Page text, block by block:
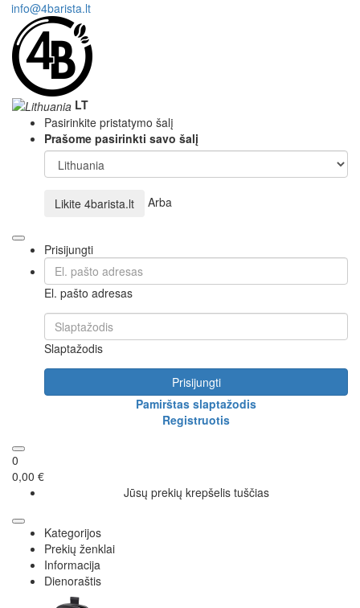
info@4barista.lt
LT
Pasirinkite pristatymo šalį
Prašome pasirinkti savo šalį
Likite 4barista.lt Arba
Prisijungti
El. pašto adresas
Slaptažodis
Prisijungti
Pamirštas slaptažodis
Registruotis
0
0,00 €
Jūsų prekių krepšelis tuščias
Kategorijos
Prekių ženklai
Informacija
Dienoraštis